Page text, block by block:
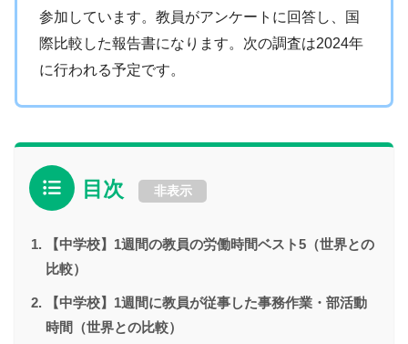
参加しています。教員がアンケートに回答し、国
際比較した報告書になります。次の調査は2024年
に行われる予定です。
目次 非表示
【中学校】1週間の教員の労働時間ベスト5（世界との
比較）
【中学校】1週間に教員が従事した事務作業・部活動
時間（世界との比較）